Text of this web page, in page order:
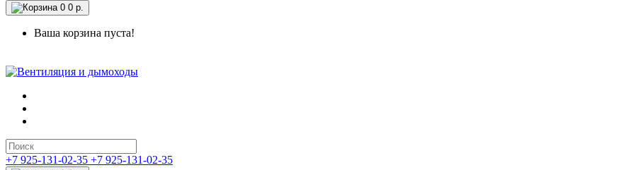
0 0 р.
Ваша корзина пуста!
+7 925-131-02-35 +7 925-131-02-35